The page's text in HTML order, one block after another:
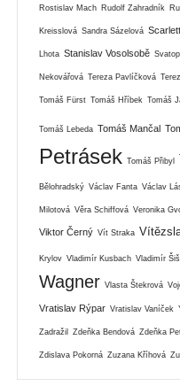
Rostislav Mach Rudolf Zahradník
Kreisslová Sandra Sázelová
Lhota Stanislav Vosolsobě
Nekovářová Tereza Pavlíčková
Tomáš Fürst Tomáš Hříbek Tomáš
Tomáš Lebeda Tomáš Mančal
Petrásek Tomáš Přibyl
Bělohradský Václav Fanta Václav
Milotová Věra Schiffová Veronika
Viktor Černý Vít Straka
Krylov Vladimír Kusbach Vladimír
Wagner Vlasta Štekrová
Vratislav Rýpar Vratislav Vaníček
Zadražil Zdeňka Bendová Zdeňka
Zdislava Pokorná Zuzana Kříhová